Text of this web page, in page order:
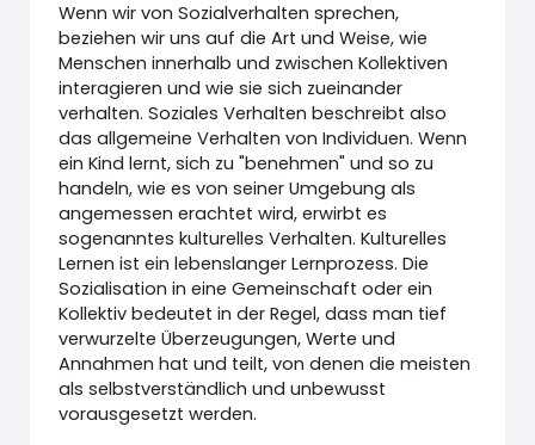
Wenn wir von Sozialverhalten sprechen,
beziehen wir uns auf die Art und Weise, wie
Menschen innerhalb und zwischen Kollektiven
interagieren und wie sie sich zueinander
verhalten. Soziales Verhalten beschreibt also
das allgemeine Verhalten von Individuen. Wenn
ein Kind lernt, sich zu "benehmen" und so zu
handeln, wie es von seiner Umgebung als
angemessen erachtet wird, erwirbt es
sogenanntes kulturelles Verhalten. Kulturelles
Lernen ist ein lebenslanger Lernprozess. Die
Sozialisation in eine Gemeinschaft oder ein
Kollektiv bedeutet in der Regel, dass man tief
verwurzelte Überzeugungen, Werte und
Annahmen hat und teilt, von denen die meisten
als selbstverständlich und unbewusst
vorausgesetzt werden.